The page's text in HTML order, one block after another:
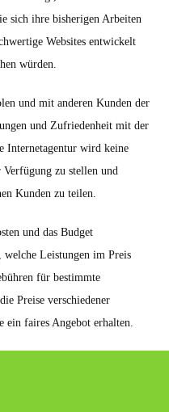
sich ihre bisherigen Arbeiten
Websites entwickelt
würden.
und mit anderen Kunden der
und Zufriedenheit mit der
Internetagentur wird keine
zu stellen und
Kunden zu teilen.
und das Budget
Leistungen im Preis
für bestimmte
Preise verschiedener
ein faires Angebot erhalten.